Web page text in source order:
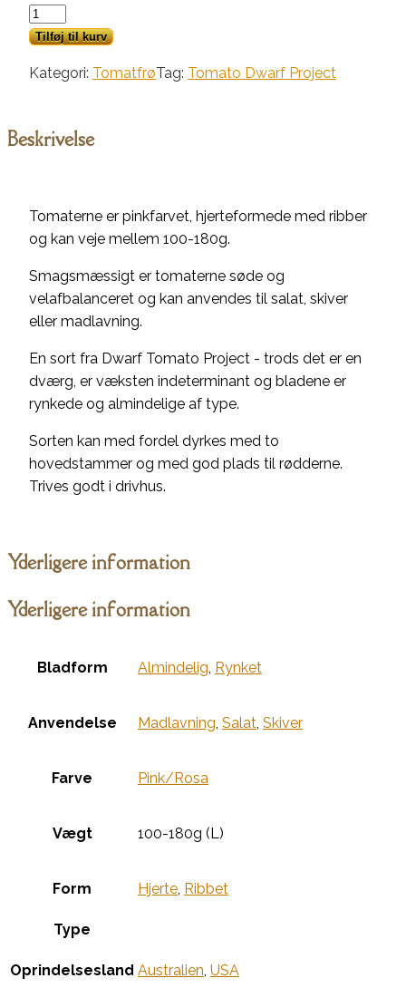
Dwarf
Pink
antal
Tilføj til kurv
Kategori: TomatfrøTag: Tomato Dwarf Project
Beskrivelse
Tomaterne er pinkfarvet, hjerteformede med ribber
og kan veje mellem 100-180g.
Smagsmæssigt er tomaterne søde og
velafbalanceret og kan anvendes til salat, skiver
eller madlavning.
En sort fra Dwarf Tomato Project - trods det er en
dværg, er væksten indeterminant og bladene er
rynkede og almindelige af type.
Sorten kan med fordel dyrkes med to
hovedstammer og med god plads til rødderne.
Trives godt i drivhus.
Yderligere information
Yderligere information
Bladform Almindelig, Rynket
Anvendelse Madlavning, Salat, Skiver
Farve Pink/Rosa
Vægt 100-180g (L)
Form Hjerte, Ribbet
Type
Oprindelsesland Australien, USA